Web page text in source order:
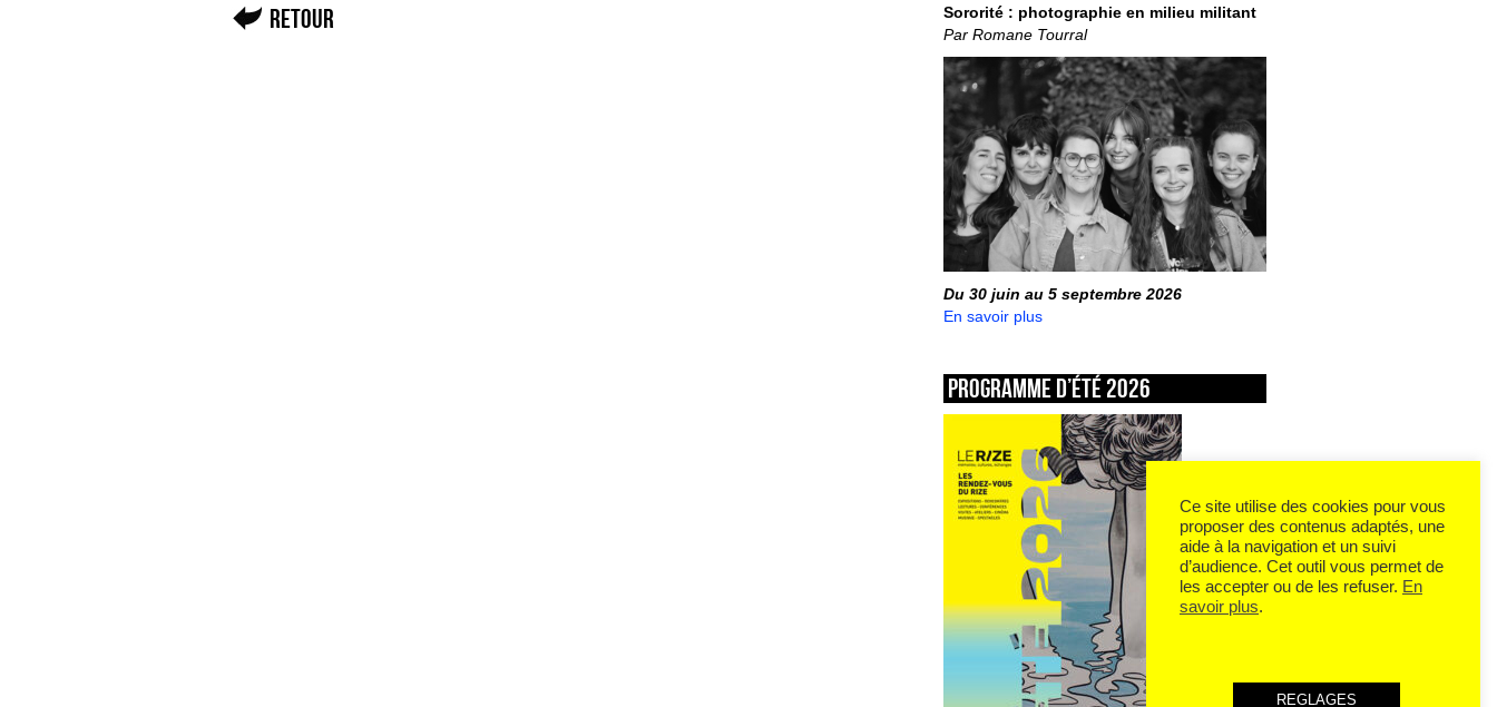
Retour
Sororité : photographie en milieu militant
Par Romane Tourral
Du 30 juin au 5 septembre 2026
En savoir plus
Programme d’été 2026
Ce site utilise des cookies pour vous
proposer des contenus adaptés, une
aide à la navigation et un suivi
d’audience. Cet outil vous permet de
les accepter ou de les refuser. En
savoir plus.
REGLAGES